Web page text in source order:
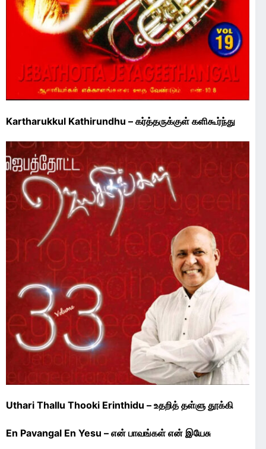
Kartharukkul Kathirundhu – கர்த்தருக்குள் களிகூர்ந்து
Uthari Thallu Thooki Erinthidu – உதறித் தள்ளு தூக்கி
En Pavangal En Yesu – என் பாவங்கள் என் இயேசு